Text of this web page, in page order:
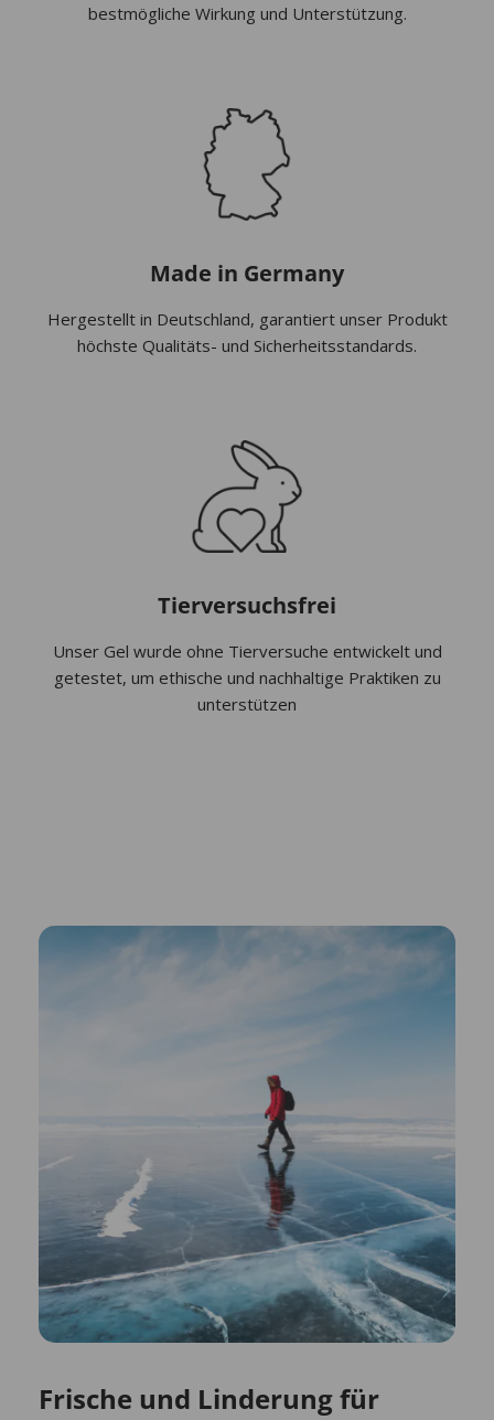
bestmögliche Wirkung und Unterstützung.
Made in Germany
Hergestellt in Deutschland, garantiert unser Produkt
höchste Qualitäts- und Sicherheitsstandards.
Tierversuchsfrei
Unser Gel wurde ohne Tierversuche entwickelt und
getestet, um ethische und nachhaltige Praktiken zu
unterstützen
Frische und Linderung für